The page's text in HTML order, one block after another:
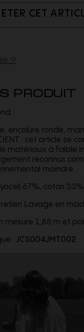
CET
PRODUIT
encolure ronde,
: cet article se
matériaux à faible
reconnus
moindre..
67%, coton 33%
Lavage en
mesure 1,88 m et
: JCS004JMT002